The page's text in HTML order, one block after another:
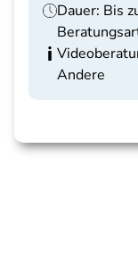
Dauer: Bis
Andere